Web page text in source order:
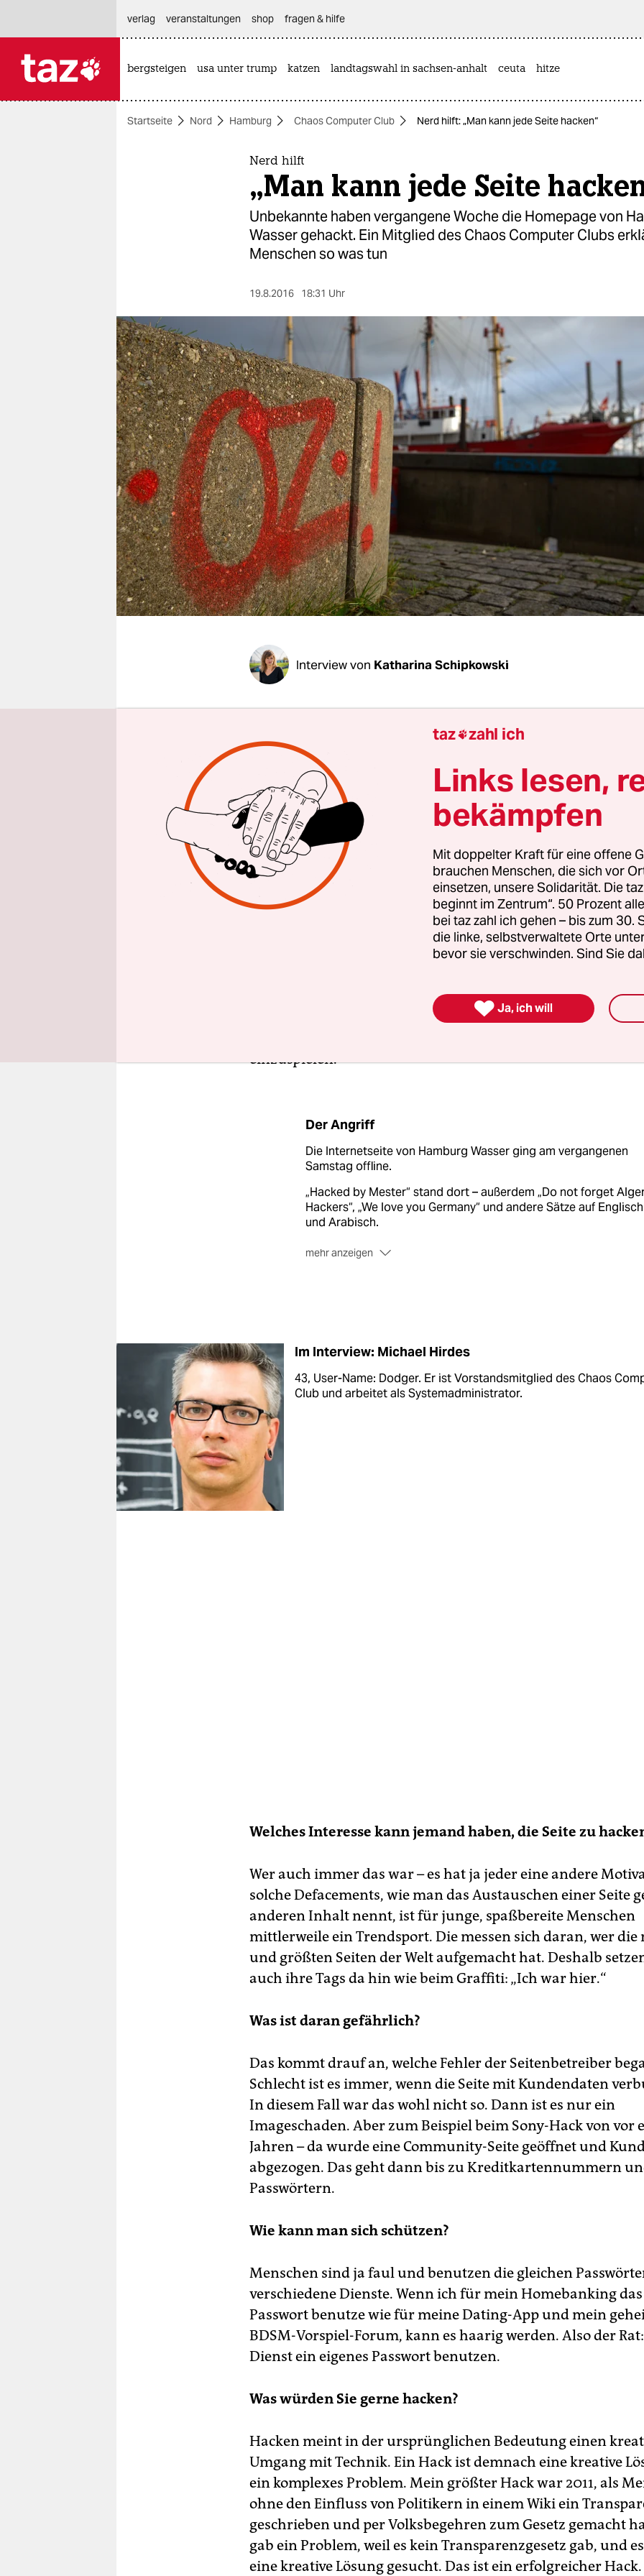
themen
berlin
nord
wahrheit
verlag
verlag
veranstaltungen
shop
fragen & hilfe
unterstützen
abo
genossenschaft
verlag
veranstaltungen shop fragen & hilfe
bergsteigen usa unter trump katzen landtagswahl in sachsen-anhalt ceuta hitze
Startseite Nord Hamburg Chaos Computer Club Nerd hilft: „Man kann jede Seite hacken“
Nerd hilft
„Man kann jede Seite
Unbekannte haben vergangene Woche die Homepage von
Wasser gehackt. Ein Mitglied des Chaos Computer Clubs
Menschen so was tun
19.8.2016 18:31 Uhr
Interview von Katharina Schipkowski
taz: Herr Hirdes, ist es schwierig, die Homepage von
Wasser zu hacken?
Michael Hirdes:
Das habe ich nicht ausprobiert. Aber in
Software, die von Menschen geschrieben wird, sind Fehler.
mit einem gewissen Aufwand kann man jede Seite öffnen.
eine Wohnungstür – es gibt keine einbruchssichere. Der
nur gesteigert werden.
Offenbar war der Angriff ein ziemliches Problem für
Wasser – jedenfalls war die Seite fünf Tage lang offline.
Es empfiehlt sich in so einem Fall schon, die Seite vom Netz
Also nicht einfach den Fehler zu beheben und alles so zu
einzuspielen.
Der Angriff
Die Internetseite von Hamburg Wasser ging am vergangenen
Samstag offline.
„Hacked by Mester“ stand dort – außerdem „Do not forget
Hackers“, „We love you Germany“ und andere Sätze auf Englisch
und Arabisch.
mehr anzeigen
Im Interview: Michael Hirdes
43, User-Name: Dodger. Er ist Vorstandsmitglied des Chaos
Club und arbeitet als System­administrator.
Welches Interesse kann jemand haben, die Seite zu
Wer auch immer das war – es hat ja jeder eine andere
solche Defacements, wie man das Austauschen einer Seite
anderen Inhalt nennt, ist für junge, spaßbereite Menschen
mittlerweile ein Trendsport. Die messen sich daran, wer die
und größten Seiten der Welt aufgemacht hat. Deshalb
auch ihre Tags da hin wie beim Graffiti: „Ich war hier.“
Was ist daran gefährlich?
Das kommt drauf an, welche Fehler der Seitenbetreiber
Schlecht ist es immer, wenn die Seite mit Kundendaten
In diesem Fall war das wohl nicht so. Dann ist es nur ein
Imageschaden. Aber zum Beispiel beim Sony-Hack von vor
Jahren – da wurde eine Community-Seite geöffnet und
abgezogen. Das geht dann bis zu Kreditkartennummern
Passwörtern.
Wie kann man sich schützen?
Menschen sind ja faul und benutzen die gleichen
verschiedene Dienste. Wenn ich für mein Homebanking
Passwort benutze wie für meine Dating-App und mein
BDSM-Vorspiel-Forum, kann es haarig werden. Also der
Dienst ein eigenes Passwort benutzen.
Was würden Sie gerne hacken?
Hacken meint in der ursprünglichen Bedeutung einen
Umgang mit Technik. Ein Hack ist demnach eine kreative
ein komplexes Problem. Mein größter Hack war 2011, als
ohne den Einfluss von Politikern in einem Wiki ein
geschrieben und per Volksbegehren zum Gesetz gemacht
gab ein Problem, weil es kein Transparenzgesetz gab, und
eine kreative Lösung gesucht. Das ist ein erfolgreicher Hack.
taz zahl ich
Links lesen,
bekämpfen
Mit doppelter Kraft für eine offene
brauchen Menschen, die sich vor
einsetzen, unsere Solidarität. Die
beginnt im Zentrum“. 50 Prozent
bei taz zahl ich gehen – bis zum
die linke, selbstverwaltete Orte
bevor sie verschwinden. Sind Sie
 Ja, ich will